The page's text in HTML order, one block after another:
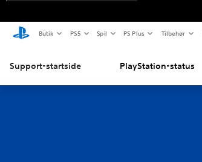
Butik PS5 Spil PS Plus Tilbehør
Support-startside PlayStation-status